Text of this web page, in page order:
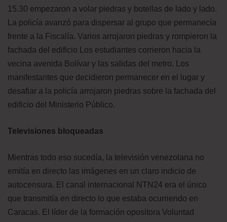
15.30 empezaron a volar piedras y botellas de lado y lado.
La policía avanzó para dispersar al grupo que permanecía
frente a la Fiscalía. Varios arrojaron piedras y rompieron la
fachada del edificio Los estudiantes corrieron hacia la
vecina avenida Bolívar y las salidas del metro. Los
manifestantes que decidieron permanecer en el lugar y
desafiar a la policía arrojaron piedras sobre la fachada del
edificio del Ministerio Público.
Televisiones bloqueadas
Mientras todo eso sucedía, la televisión venezolana no
emitía en directo las imágenes en un claro indicio de
autocensura. El canal internacional NTN24 era el único
que transmitía en directo lo que estaba ocurriendo en
Caracas. El líder de la formación opositora Voluntad